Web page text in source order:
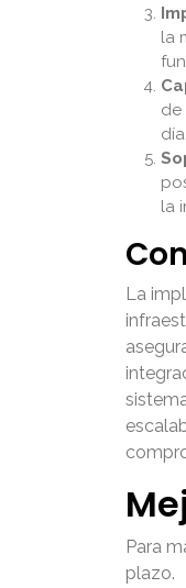
la
de
día.
la
La
Para
plazo.